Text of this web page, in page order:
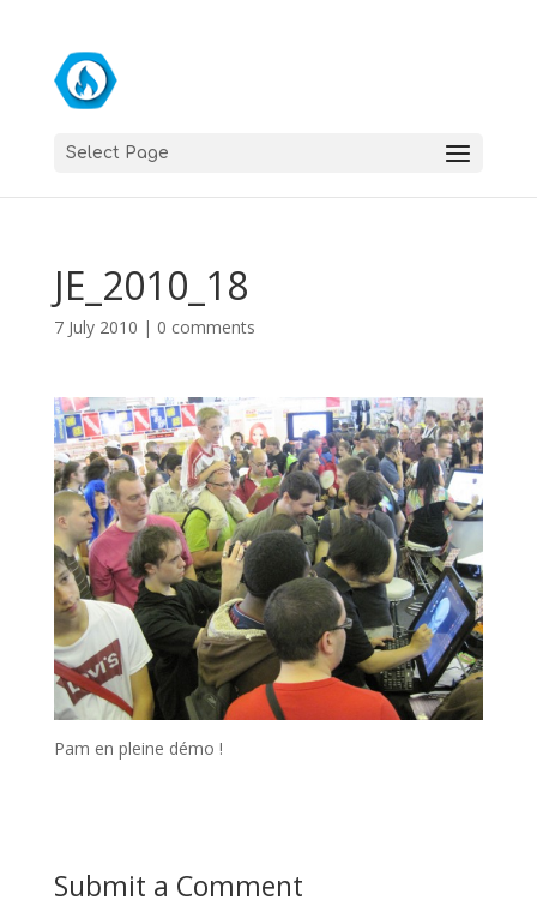
Select Page
JE_2010_18
7 July 2010 | 0 comments
Pam en pleine démo !
Submit a Comment